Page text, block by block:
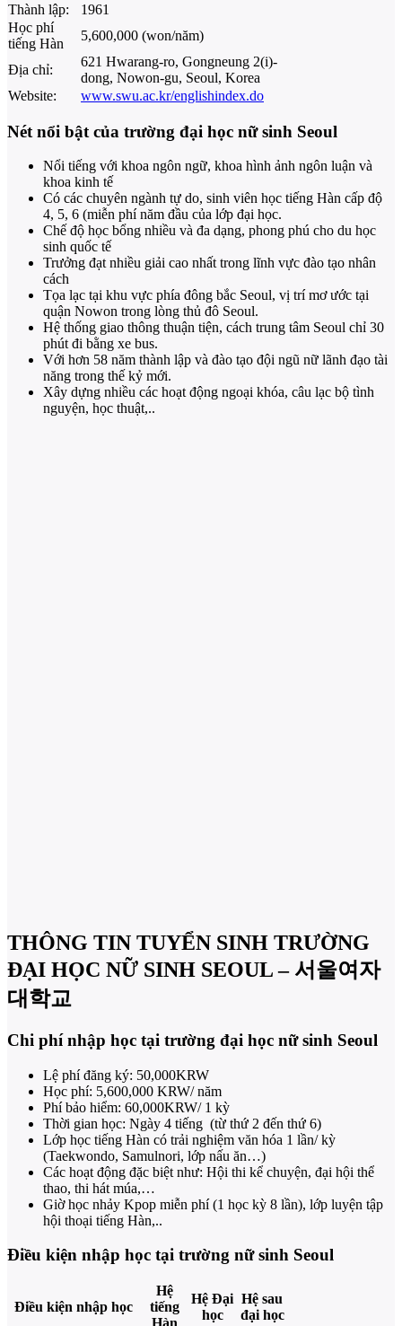
Thành lập:
1961
Học phí
tiếng Hàn
5,600,000 (won/năm)
Địa chỉ:
621 Hwarang-ro, Gongneung 2(i)-
dong, Nowon-gu, Seoul, Korea
Website:
www.swu.ac.kr/englishindex.do
Nét nổi bật của trường đại học nữ sinh Seoul
Nổi tiếng với khoa ngôn ngữ, khoa hình ảnh ngôn luận và
khoa kinh tế
Có các chuyên ngành tự do, sinh viên học tiếng Hàn cấp độ
4, 5, 6 (miễn phí năm đầu của lớp đại học.
Chế độ học bổng nhiều và đa dạng, phong phú cho du học
sinh quốc tế
Trưởng đạt nhiều giải cao nhất trong lĩnh vực đào tạo nhân
cách
Tọa lạc tại khu vực phía đông bắc Seoul, vị trí mơ ước tại
quận Nowon trong lòng thủ đô Seoul.
Hệ thống giao thông thuận tiện, cách trung tâm Seoul chỉ 30
phút đi bằng xe bus.
Với hơn 58 năm thành lập và đào tạo đội ngũ nữ lãnh đạo tài
năng trong thế kỷ mới.
Xây dựng nhiều các hoạt động ngoại khóa, câu lạc bộ tình
nguyện, học thuật,..
THÔNG TIN TUYỂN SINH TRƯỜNG
ĐẠI HỌC NỮ SINH SEOUL – 서울여자
대학교
Chi phí nhập học tại trường đại học nữ sinh Seoul
Lệ phí đăng ký: 50,000KRW
Học phí: 5,600,000 KRW/ năm
Phí bảo hiểm: 60,000KRW/ 1 kỳ
Thời gian học: Ngày 4 tiếng (từ thứ 2 đến thứ 6)
Lớp học tiếng Hàn có trải nghiệm văn hóa 1 lần/ kỳ
(Taekwondo, Samulnori, lớp nấu ăn…)
Các hoạt động đặc biệt như: Hội thi kể chuyện, đại hội thể
thao, thi hát múa,…
Giờ học nhảy Kpop miễn phí (1 học kỳ 8 lần), lớp luyện tập
hội thoại tiếng Hàn,..
Điều kiện nhập học tại trường nữ sinh Seoul
Điều kiện nhập học
Hệ
tiếng
Hệ Đại
học
Hệ sau
đại học